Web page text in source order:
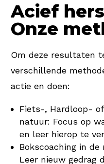
Acief
Onze
Om deze resultaten
verschillende
actie en doen:
Fiets-, Hardloop-
natuur: Focus op
en leer hierop te
Bokscoaching in
Leer nieuw gedrag